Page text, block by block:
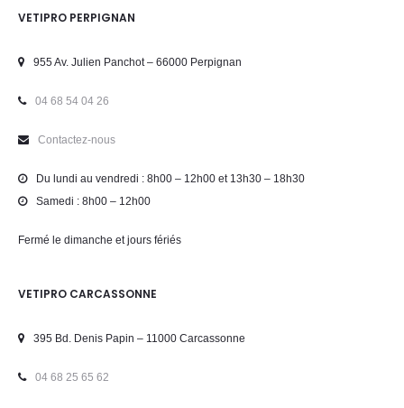
VETIPRO PERPIGNAN
955 Av. Julien Panchot – 66000 Perpignan
04 68 54 04 26
Contactez-nous
Du lundi au vendredi : 8h00 – 12h00 et 13h30 – 18h30
Samedi : 8h00 – 12h00
Fermé le dimanche et jours fériés
VETIPRO CARCASSONNE
395 Bd. Denis Papin – 11000 Carcassonne
04 68 25 65 62